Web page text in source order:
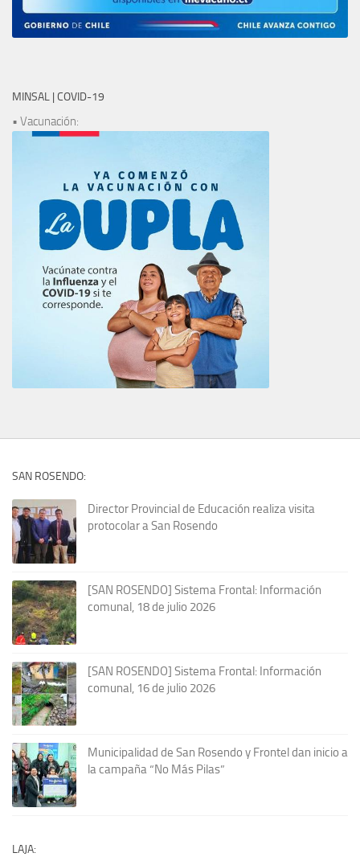
MINSAL | COVID-19
• Vacunación:
SAN ROSENDO:
Director Provincial de Educación realiza visita
protocolar a San Rosendo
[SAN ROSENDO] Sistema Frontal: Información
comunal, 18 de julio 2026
[SAN ROSENDO] Sistema Frontal: Información
comunal, 16 de julio 2026
Municipalidad de San Rosendo y Frontel dan inicio a
la campaña “No Más Pilas”
LAJA: